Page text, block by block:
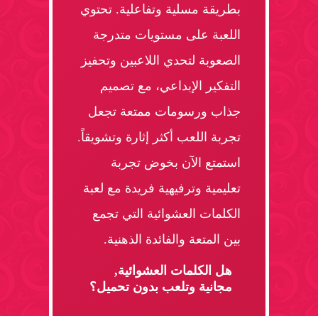
بطريقة مسلية وتفاعلية. تحتوي
اللعبة على مستويات متدرجة
الصعوبة لتحدي اللاعبين وتحفيز
التفكير الإبداعي، مع تصميم
جذاب ورسومات ممتعة تجعل
تجربة اللعب أكثر إثارة وتشويقاً.
استمتع الآن بخوض تجربة
تعليمية وترفيهية فريدة مع لعبة
الكلمات العشوائية التي تجمع
بين المتعة والفائدة الذهنية.
هل الكلمات العشوائية,
مجانية وتلعب بدون تحميل؟